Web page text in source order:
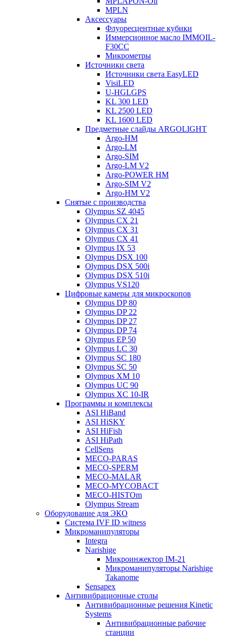
MPLN
Аксессуары
Флуоресцентные кубики
Иммерсионное масло IMMOIL-
F30CC
Микрометры
Источники света
Источники света EasyLED
VisiLED
U-HGLGPS
KL 300 LED
KL 2500 LED
KL 1600 LED
Предметные слайды ARGOLIGHT
Argo-HM
Argo-LM
Argo-SIM
Argo-LM V2
Argo-POWER HM
Argo-SIM V2
Argo-HM V2
Снятые с производства
Olympus SZ 4045
Olympus CX 21
Olympus CX 31
Olympus CX 41
Olympus IX 53
Olympus DSX 100
Olympus DSX 500i
Olympus DSX 510i
Olympus VS120
Цифровые камеры для микроскопов
Olympus DP 80
Olympus DP 22
Olympus DP 27
Olympus DP 74
Olympus EP 50
Olympus LC 30
Olympus SC 180
Olympus SC 50
Olympus XM 10
Olympus UC 90
Olympus XC 10-IR
Программы и комплексы
ASI HiBand
ASI HiSKY
ASI HiFish
ASI HiPath
CellSens
MECO-PARAS
MECO-SPERM
MECO-MALAR
MECO-MYCOBACT
MECO-HISTOm
Olympus Stream
Оборудование для ЭКО
Система IVF ID witness
Микроманипуляторы
Integra
Narishige
Микроинжектор IM-21
Микроманипуляторы Narishige
Takanome
Sensapex
Антивибрационные столы
Антивибрационные решения Kinetic
Systems
Антивибрационные рабочие
станции